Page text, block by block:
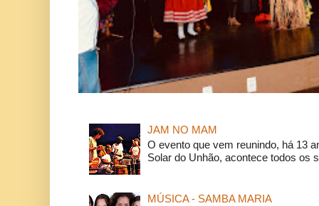
JAM NO MAM
O evento que vem reunindo, há 13
Solar do Unhão, acontece todos os
MÚSICA - SAMBA MARIA